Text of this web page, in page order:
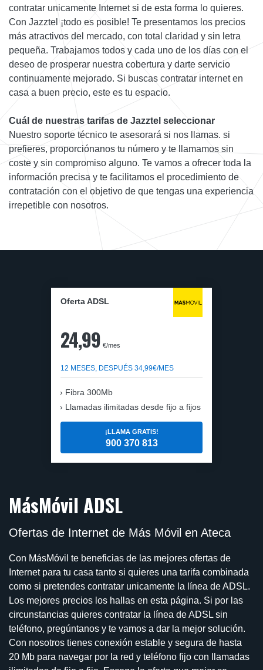
contratar unicamente Internet si de esta forma lo quieres.
Con Jazztel ¡todo es posible! Te presentamos los precios
más atractivos del mercado, con total claridad y sin letra
pequeña. Trabajamos todos y cada uno de los días con el
deseo de prosperar nuestra cobertura y darte servicio
continuamente mejorado. Si buscas contratar internet en
casa a buen precio, este es tu espacio.
Cuál de nuestras tarifas de Jazztel seleccionar
Nuestro soporte técnico te asesorará si nos llamas. si
prefieres, proporciónanos tu número y te llamamos sin
coste y sin compromiso alguno. Te vamos a ofrecer toda la
información precisa y te facilitamos el procedimiento de
contratación con el objetivo de que tengas una experiencia
irrepetible con nosotros.
Oferta ADSL
24,99 €/mes
12 MESES, DESPUÉS 34,99€/MES
Fibra 300Mb
Llamadas ilimitadas desde fijo a fijos
¡LLAMA GRATIS!
900 370 813
MásMóvil ADSL
Ofertas de Internet de Más Móvil en Ateca
Con MásMóvil te beneficias de las mejores ofertas de
Internet para tu casa tanto si quieres una tarifa combinada
como si pretendes contratar unicamente la línea de ADSL.
Los mejores precios los hallas en esta página. Si por las
circunstancias quieres contratar la línea de ADSL sin
teléfono, pregúntanos y te vamos a dar la mejor solución.
Con nosotros tienes conexión estable y segura de hasta
20 Mb para navegar por la red y teléfono fijo con llamadas